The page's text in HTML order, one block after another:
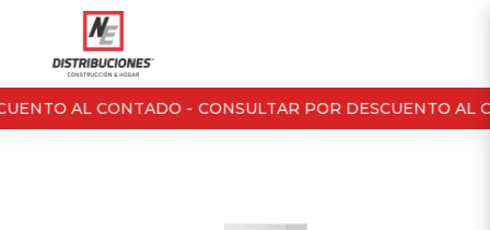
AL CONTADO - CONSULTAR POR DESCUENTO AL